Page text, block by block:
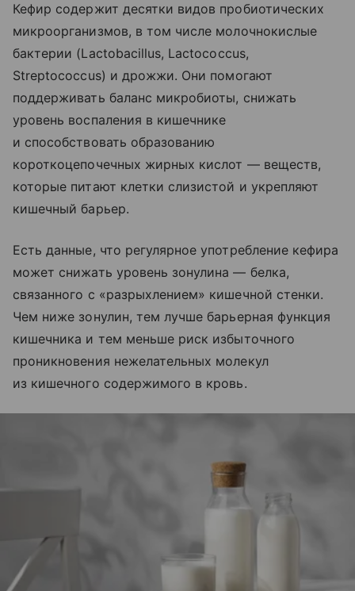
Кефир содержит десятки видов пробиотических
микроорганизмов, в том числе молочнокислые
бактерии (Lactobacillus, Lactococcus,
Streptococcus) и дрожжи. Они помогают
поддерживать баланс микробиоты, снижать
уровень воспаления в кишечнике
и способствовать образованию
короткоцепочечных жирных кислот — веществ,
которые питают клетки слизистой и укрепляют
кишечный барьер.
Есть данные, что регулярное употребление кефира
может снижать уровень зонулина — белка,
связанного с «разрыхлением» кишечной стенки.
Чем ниже зонулин, тем лучше барьерная функция
кишечника и тем меньше риск избыточного
проникновения нежелательных молекул
из кишечного содержимого в кровь.